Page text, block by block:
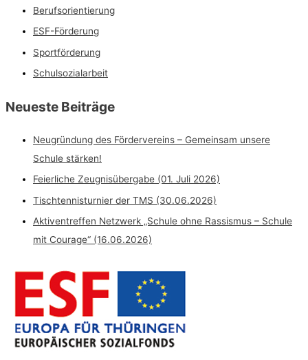
Berufsorientierung
ESF-Förderung
Sportförderung
Schulsozialarbeit
Neueste Beiträge
Neugründung des Fördervereins – Gemeinsam unsere
Schule stärken!
Feierliche Zeugnisübergabe (01. Juli 2026)
Tischtennisturnier der TMS (30.06.2026)
Aktiventreffen Netzwerk „Schule ohne Rassismus – Schule
mit Courage“ (16.06.2026)